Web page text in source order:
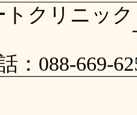
トクリニッ
：088-669-